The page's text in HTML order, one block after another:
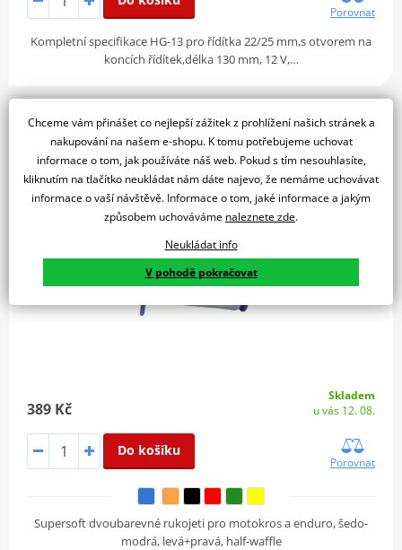
Porovnat
Kompletní specifikace HG-13 pro řídítka 22/25 mm,s otvorem na
koncích řídítek,délka 130 mm, 12 V,…
Motokrosové rukojeti supersoft MOTION STUFF
Šedo/modré
389 Kč
Skladem
u vás 12. 08.
Do košíku
Porovnat
Supersoft dvoubarevné rukojeti pro motokros a enduro, šedo-
modrá, levá+pravá, half-waffle
Chceme vám přinášet co nejlepší zážitek z prohlížení našich stránek a
nakupování na našem e-shopu. K tomu potřebujeme uchovat
informace o tom, jak používáte náš web. Pokud s tím nesouhlasíte,
kliknutím na tlačítko neukládat nám dáte najevo, že nemáme uchovávat
informace o vaší návštěvě. Informace o tom, jaké informace a jakým
způsobem uchováváme naleznete zde.
Neukládat info
V pohodě pokračovat